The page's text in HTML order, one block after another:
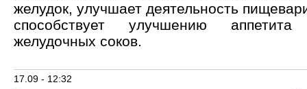
желудок, улучшает деятельность
способствует улучшению
желудочных соков.
17.09 - 12:32